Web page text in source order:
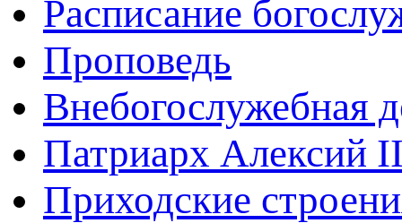
Расписание
Проповедь
Внебогослужебная
Патриарх Алексий
Приходские